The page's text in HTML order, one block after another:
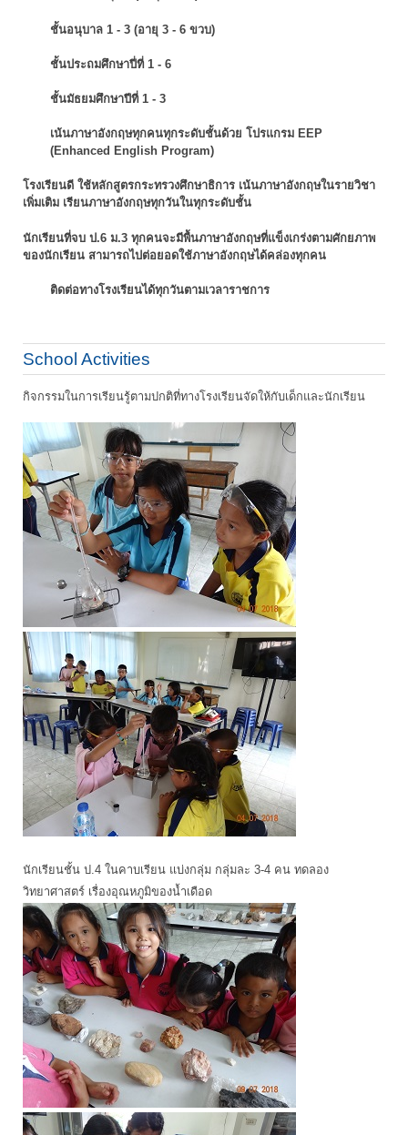
ชั้นอนุบาล 1 - 3 (อายุ 3 - 6 ขวบ)
ชั้นประถมศึกษาปี่ที่ 1 - 6
ชั้นมัธยมศึกษาปีที่ 1 - 3
เน้นภาษาอังกฤษทุกคนทุกระดับชั้นด้วย โปรแกรม EEP
(Enhanced English Program)
โรงเรียนดี ใช้หลักสูตรกระทรวงศึกษาธิการ เน้นภาษาอังกฤษในรายวิชา
เพิ่มเติม เรียนภาษาอังกฤษทุกวันในทุกระดับชั้น
นักเรียนที่จบ ป.6 ม.3 ทุกคนจะมีพื้นภาษาอังกฤษที่แข็งเกร่งตามศักยภาพ
ของนักเรียน สามารถไปต่อยอดใช้ภาษาอังกฤษได้คล่องทุกคน
ติดต่อทางโรงเรียนได้ทุกวันตามเวลาราชการ
School Activities
กิจกรรมในการเรียนรู้ตามปกติที่ทางโรงเรียนจัดให้กับเด็กและนักเรียน
นักเรียนชั้น ป.4 ในคาบเรียน แบ่งกลุ่ม กลุ่มละ 3-4 คน ทดลอง
วิทยาศาสตร์ เรื่องอุณหภูมิของน้ำเดือด